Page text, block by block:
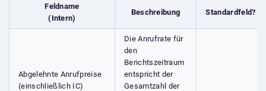
Feldname
(Intern)
Beschreibung Standardfeld?
Abgelehnte Anrufpreise
(einschließlich IC)
Die Anrufrate für
den
Berichtszeitraum
entspricht der
Gesamtzahl der